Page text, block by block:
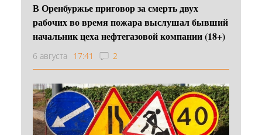
В Оренбуржье приговор за смерть двух
рабочих во время пожара выслушал бывший
начальник цеха нефтегазовой компании (18+)
6 августа 17:41 2